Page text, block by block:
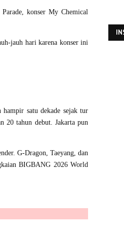
konser My Chemical
jauh hari karena konser ini
satu dekade sejak tur
20 tahun debut. Jakarta pun
G-Dragon, Taeyang, dan
BIGBANG 2026 World